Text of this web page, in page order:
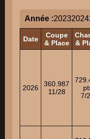
Année :20232024
Date
Coupe
& Place
&
2026
360.987
11/28
7/